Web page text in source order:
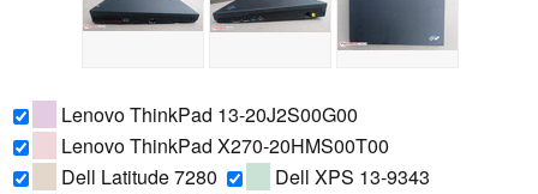
Lenovo ThinkPad 13-20J2S00G00
Lenovo ThinkPad X270-20HMS00T00
Dell Latitude 7280
Dell XPS 13-9343